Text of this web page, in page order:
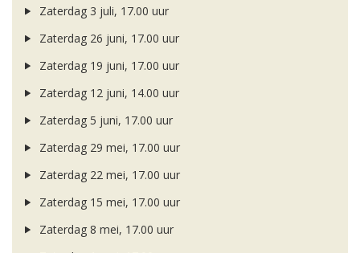
Zaterdag 3 juli, 17.00 uur
Zaterdag 26 juni, 17.00 uur
Zaterdag 19 juni, 17.00 uur
Zaterdag 12 juni, 14.00 uur
Zaterdag 5 juni, 17.00 uur
Zaterdag 29 mei, 17.00 uur
Zaterdag 22 mei, 17.00 uur
Zaterdag 15 mei, 17.00 uur
Zaterdag 8 mei, 17.00 uur